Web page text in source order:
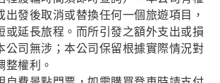
出發後取消或替換任何一個旅遊項目，
或延長旅程。而所引發之額外支出或損
公司無涉；本公司保留根據實際情況對
整權利。